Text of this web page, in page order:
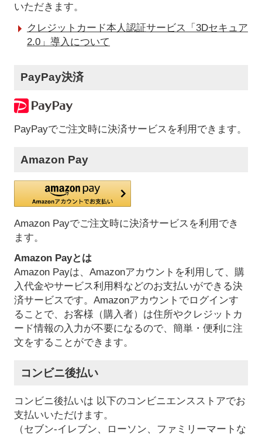
いただきます。
クレジットカード本人認証サービス「3Dセキュア
2.0」導入について
PayPay決済
PayPayでご注文時に決済サービスを利用できます。
Amazon Pay
Amazon Payでご注文時に決済サービスを利用でき
ます。
Amazon Payとは
Amazon Payは、Amazonアカウントを利用して、購
入代金やサービス利用料などのお支払いができる決
済サービスです。Amazonアカウントでログインす
ることで、お客様（購入者）は住所やクレジットカ
ード情報の入力が不要になるので、簡単・便利に注
文をすることができます。
コンビニ後払い
コンビニ後払いは 以下のコンビニエンスストアでお
支払いいただけます。
（セブン-イレブン、ローソン、ファミリーマートな